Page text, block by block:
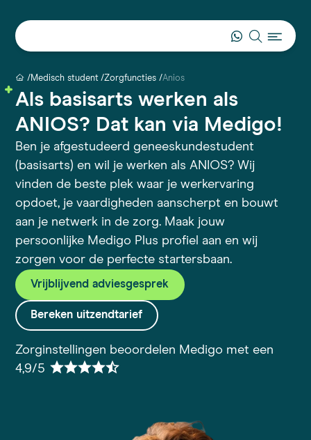
Medisch student Zorgfuncties Anios
Als basisarts werken als
ANIOS? Dat kan via Medigo!
Ben je afgestudeerd geneeskundestudent
(basisarts) en wil je werken als ANIOS? Wij
vinden de beste plek waar je werkervaring
opdoet, je vaardigheden aanscherpt en bouwt
aan je netwerk in de zorg. Maak jouw
persoonlijke Medigo Plus profiel aan en wij
zorgen voor de perfecte startersbaan.
Vrijblijvend adviesgesprek
Bereken uitzendtarief
Zorginstellingen beoordelen Medigo met een
4,9/5